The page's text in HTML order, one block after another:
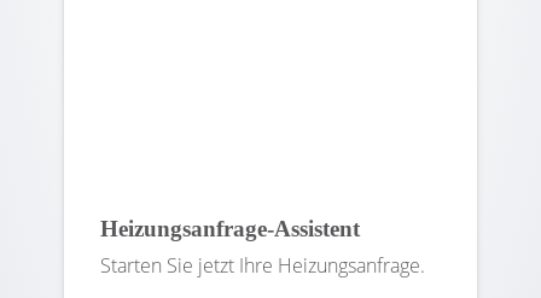
Heizungsanfrage-Assistent
Starten Sie jetzt Ihre Heizungsanfrage.